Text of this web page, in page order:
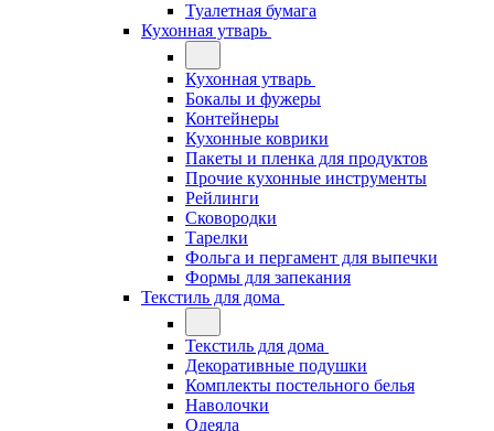
Туалетная бумага
Кухонная утварь
Кухонная утварь
Бокалы и фужеры
Контейнеры
Кухонные коврики
Пакеты и пленка для продуктов
Прочие кухонные инструменты
Рейлинги
Сковородки
Тарелки
Фольга и пергамент для выпечки
Формы для запекания
Текстиль для дома
Текстиль для дома
Декоративные подушки
Комплекты постельного белья
Наволочки
Одеяла